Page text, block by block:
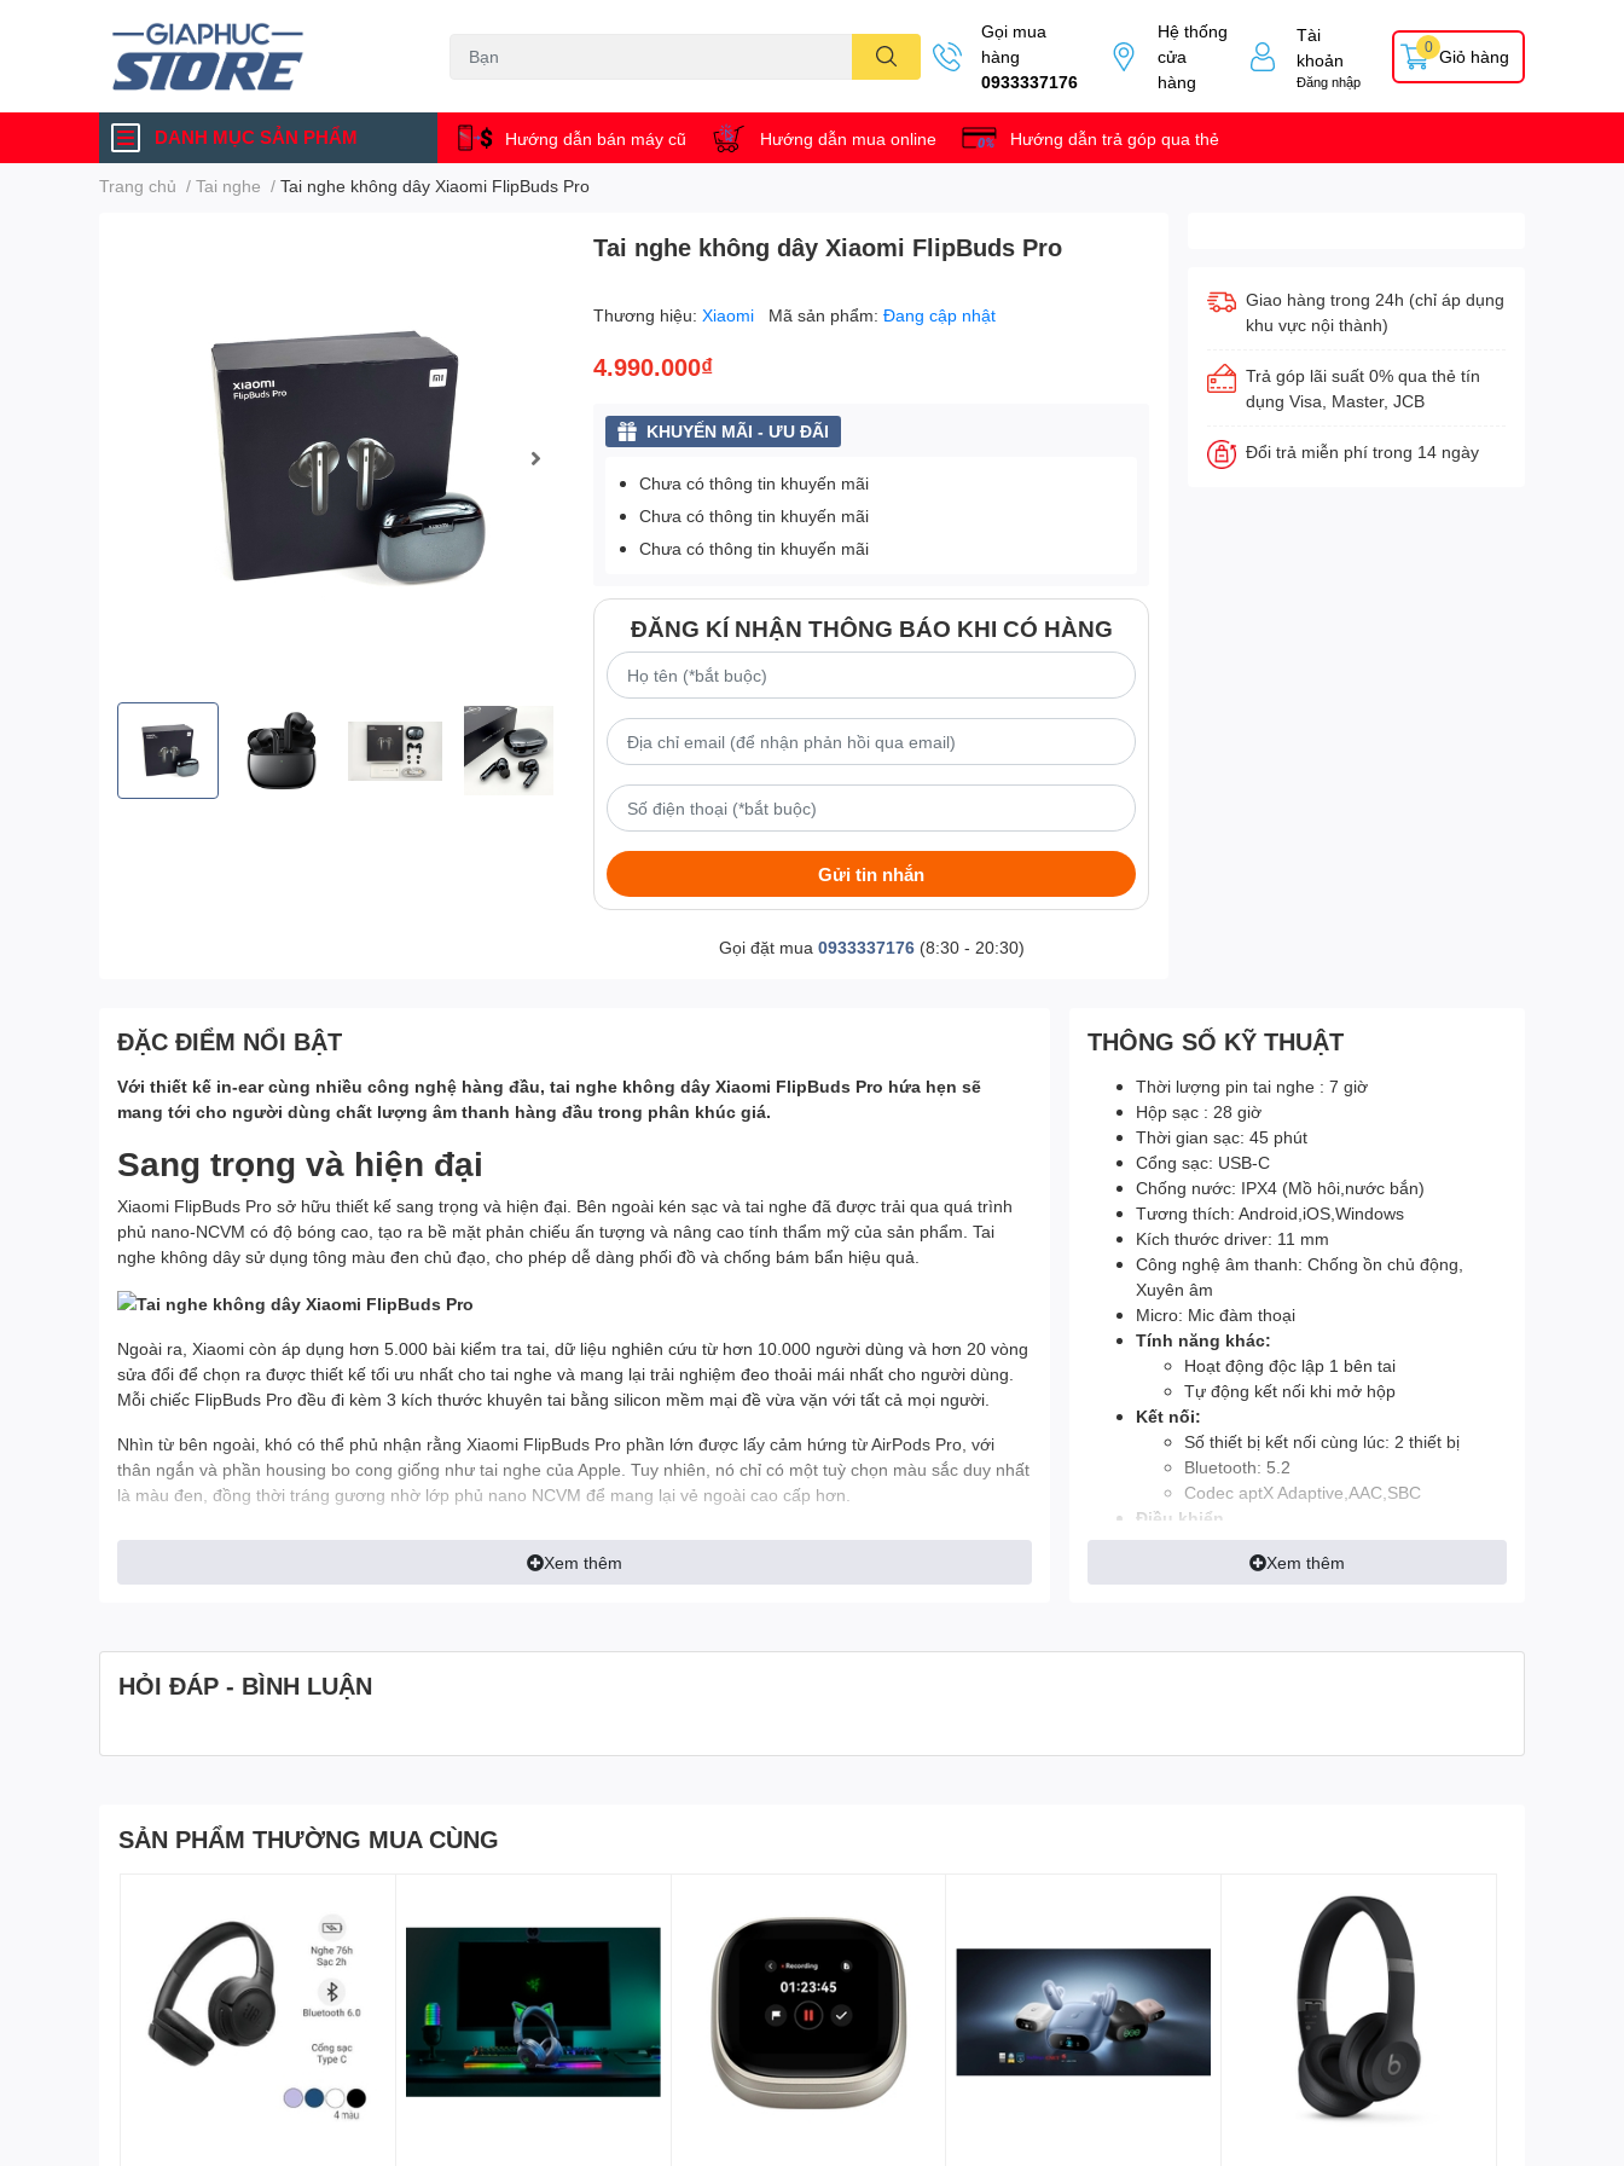
Gọi mua
hàng
0933337176
Hệ thống
cửa
hàng
Tài
khoản
Đăng nhập
Giỏ hàng
0
DANH MỤC SẢN PHẨM Hướng dẫn bán máy cũ Hướng dẫn mua online Hướng dẫn trả góp qua thẻ
Trang chủ / Tai nghe / Tai nghe không dây Xiaomi FlipBuds Pro
Tai nghe không dây Xiaomi FlipBuds Pro
Thương hiệu:Xiaomi Mã sản phẩm:Đang cập nhật
4.990.000₫
KHUYẾN MÃI - ƯU ĐÃI
Chưa có thông tin khuyến mãi
Chưa có thông tin khuyến mãi
Chưa có thông tin khuyến mãi
ĐĂNG KÍ NHẬN THÔNG BÁO KHI CÓ HÀNG
Gửi tin nhắn
Gọi đặt mua 0933337176(8:30 - 20:30)
Giao hàng trong 24h (chỉ áp dụng
khu vực nội thành)
Trả góp lãi suất 0% qua thẻ tín
dụng Visa, Master, JCB
Đổi trả miễn phí trong 14 ngày
ĐẶC ĐIỂM NỔI BẬT
Với thiết kế in-ear cùng nhiều công nghệ hàng đầu, tai nghe không dây Xiaomi FlipBuds Pro hứa hẹn sẽ
mang tới cho người dùng chất lượng âm thanh hàng đầu trong phân khúc giá.
Sang trọng và hiện đại
Xiaomi FlipBuds Pro sở hữu thiết kế sang trọng và hiện đại. Bên ngoài kén sạc và tai nghe đã được trải qua quá trình
phủ nano-NCVM có độ bóng cao, tạo ra bề mặt phản chiếu ấn tượng và nâng cao tính thẩm mỹ của sản phẩm. Tai
nghe không dây sử dụng tông màu đen chủ đạo, cho phép dễ dàng phối đồ và chống bám bẩn hiệu quả.
Ngoài ra, Xiaomi còn áp dụng hơn 5.000 bài kiểm tra tai, dữ liệu nghiên cứu từ hơn 10.000 người dùng và hơn 20 vòng
sửa đổi để chọn ra được thiết kế tối ưu nhất cho tai nghe và mang lại trải nghiệm đeo thoải mái nhất cho người dùng.
Mỗi chiếc FlipBuds Pro đều đi kèm 3 kích thước khuyên tai bằng silicon mềm mại đề vừa vặn với tất cả mọi người.
Nhìn từ bên ngoài, khó có thể phủ nhận rằng Xiaomi FlipBuds Pro phần lớn được lấy cảm hứng từ AirPods Pro, với
thân ngắn và phần housing bo cong giống như tai nghe của Apple. Tuy nhiên, nó chỉ có một tuỳ chọn màu sắc duy nhất
là màu đen, đồng thời tráng gương nhờ lớp phủ nano NCVM để mang lại vẻ ngoài cao cấp hơn.
Xem thêm
THÔNG SỐ KỸ THUẬT
Thời lượng pin tai nghe : 7 giờ
Hộp sạc : 28 giờ
Thời gian sạc: 45 phút
Cổng sạc: USB-C
Chống nước: IPX4 (Mồ hôi,nước bắn)
Tương thích: Android,iOS,Windows
Kích thước driver: 11 mm
Công nghệ âm thanh: Chống ồn chủ động,
Xuyên âm
Micro: Mic đàm thoại
Tính năng khác:
Hoạt động độc lập 1 bên tai
Tự động kết nối khi mở hộp
Kết nối:
Số thiết bị kết nối cùng lúc: 2 thiết bị
Bluetooth: 5.2
Codec aptX Adaptive,AAC,SBC
Điều khiển
Ứng dụng kết nối: Xiao AI
Phương thức điều khiển: Chạm cảm ứng
Xem thêm
HỎI ĐÁP - BÌNH LUẬN
SẢN PHẨM THƯỜNG MUA CÙNG